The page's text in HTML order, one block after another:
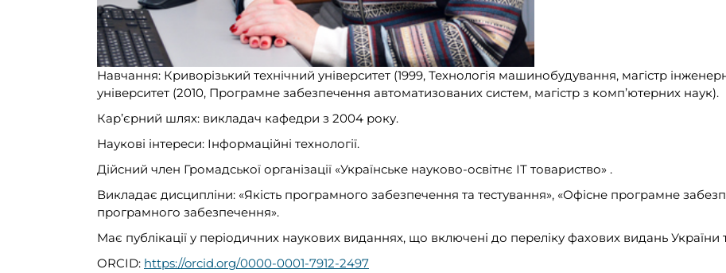
Навчання: Криворізький технічний університет (1999, Технологія машинобудування, магістр
університет (2010, Програмне забезпечення автоматизованих систем, магістр з комп’ютерних наук).
Кар’єрний шлях: викладач кафедри з 2004 року.
Наукові інтереси: Інформаційні технології.
Дійсний член Громадської організації «Українське науково-освітнє ІТ товариство» .
Викладає дисципліни: «Якість програмного забезпечення та тестування», «Офісне програмне
програмного забезпечення».
Має публікації у періодичних наукових виданнях, що включені до переліку фахових видань
ORCID: https://orcid.org/0000-0001-7912-2497